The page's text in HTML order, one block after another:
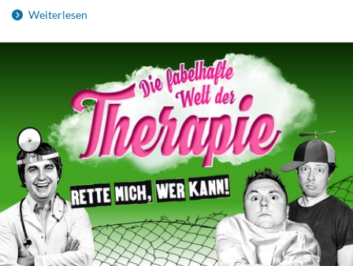
Weiterlesen